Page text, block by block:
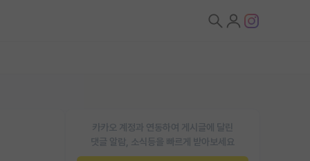
카카오 계정과 연동하여 게시글에 달린
댓글 알람, 소식등을 빠르게 받아보세요